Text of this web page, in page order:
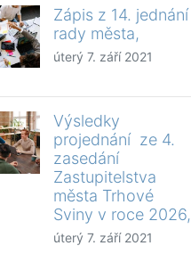
Zápis z 14. jednání
rady města,
úterý 7. září 2021
Výsledky
projednání ze 4.
zasedání
Zastupitelstva
města Trhové
Sviny v roce 2026,
úterý 7. září 2021